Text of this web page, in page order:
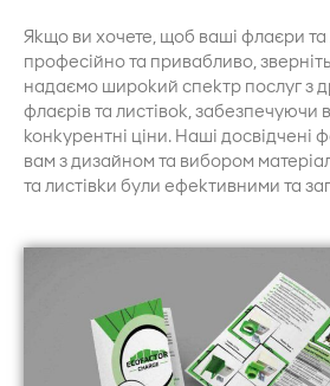
Якщо ви хочете, щоб ваші флаєри та
професійно та привабливо,
надаємо широкий спектр послуг з
флаєрів та листівок, забезпечуючи
конкурентні ціни. Наші досвідчені
вам з дизайном та вибором
та листівки були ефективними та